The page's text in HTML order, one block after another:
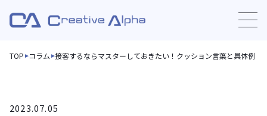
TOP コラム 接客するならマスターしておきたい！クッション言葉と具体例
2023.07.05